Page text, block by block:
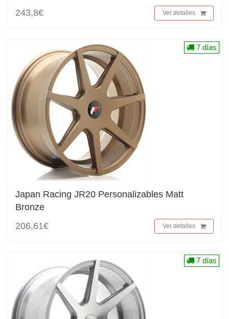
243,8€
Ver detalles
Japan Racing JR20 Personalizables Matt
Bronze
206,61€
Ver detalles
7 días
7 días